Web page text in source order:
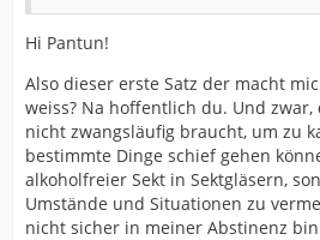
Hi Pantun!
Also dieser erste Satz der macht
weiss? Na hoffentlich du. Und zwar,
nicht zwangsläufig braucht, um zu
bestimmte Dinge schief gehen
alkoholfreier Sekt in Sektgläsern,
Umstände und Situationen zu
nicht sicher in meiner Abstinenz